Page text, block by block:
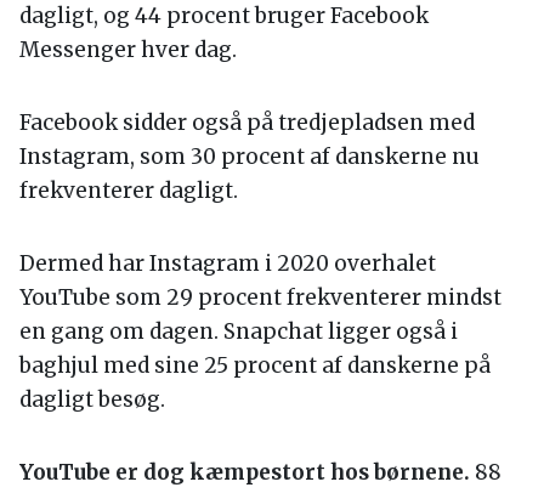
dagligt, og 44 procent bruger Facebook
Messenger hver dag.
Facebook sidder også på tredjepladsen med
Instagram, som 30 procent af danskerne nu
frekventerer dagligt.
Dermed har Instagram i 2020 overhalet
YouTube som 29 procent frekventerer mindst
en gang om dagen. Snapchat ligger også i
baghjul med sine 25 procent af danskerne på
dagligt besøg.
YouTube er dog kæmpestorthos børnene. 88